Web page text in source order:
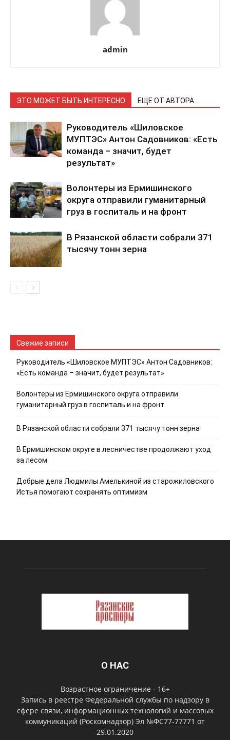
admin
ЭТО МОЖЕТ БЫТЬ ИНТЕРЕСНО ЕЩЕ ОТ АВТОРА
Руководитель «Шиловское
МУПТЭС» Антон Садовников: «Есть
команда – значит, будет
результат»
Волонтеры из Ермишинского
округа отправили гуманитарный
груз в госпиталь и на фронт
В Рязанской области собрали 371
тысячу тонн зерна
Свежие записи
Руководитель «Шиловское МУПТЭС» Антон Садовников:
«Есть команда – значит, будет результат»
Волонтеры из Ермишинского округа отправили
гуманитарный груз в госпиталь и на фронт
В Рязанской области собрали 371 тысячу тонн зерна
В Ермишинском округе в лесничестве продолжают уход
за лесом
Добрые дела Людмилы Амелькиной из старожиловского
Истья помогают сохранять оптимизм
О НАС
Возрастное ограничение - 16+
Запись в реестре Федеральной службы по надзору в
сфере связи, информационных технологий и массовых
коммуникаций (Роскомнадзор) Эл №ФС77-77771 от
29.01.2020